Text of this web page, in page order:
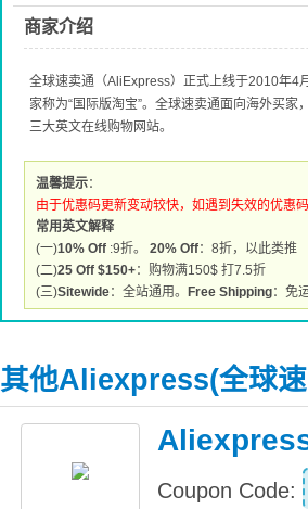
商家介绍
全球速卖通（AliExpress）正式上线于2010年4
家称为“国际版淘宝”。全球速卖通面向海外买
三大英文在线购物网站。
温馨提示：
由于优惠码更新变动较快，如遇到失效的优惠
常用英文解释
(一)10% Off :9折。 20% Off：8折，以此类推
(二)25 Off $150+：购物满150$ 打7.5折
(三)Sitewide：全站通用。 Free Shipping：免
其他Aliexpress(全球
Coupon Code: